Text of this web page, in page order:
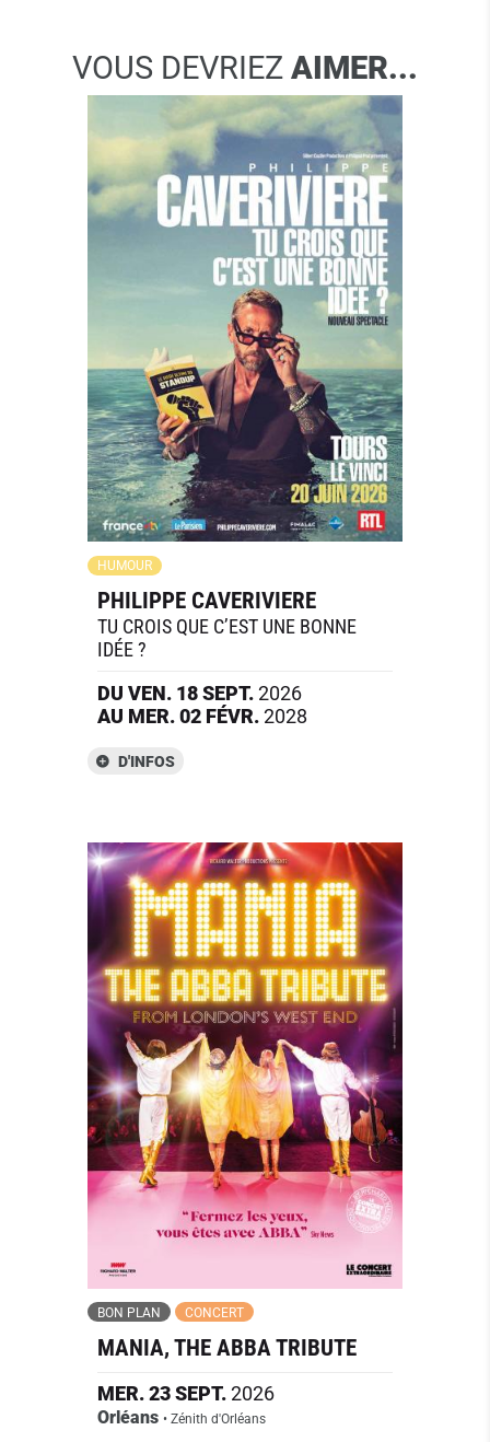
VOUS DEVRIEZ AIMER...
HUMOUR
PHILIPPE CAVERIVIERE
TU CROIS QUE C’EST UNE BONNE
IDÉE ?
DU VEN. 18SEPT.2026
AU MER.02 FÉVR.2028
D'INFOS
BON PLAN CONCERT
MANIA, THE ABBA TRIBUTE
MER.23SEPT.2026
Orléans • Zénith d'Orléans